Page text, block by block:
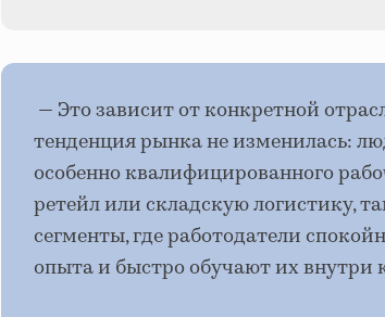
— Это зависит от конкретной
тенденция рынка не изменилась:
особенно квалифицированного
ретейл или складскую логистику,
сегменты, где работодатели
опыта и быстро обучают их внутри